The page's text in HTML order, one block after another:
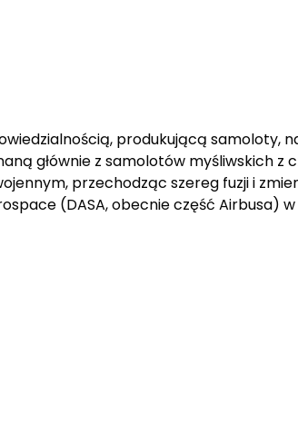
produkującą samoloty,
głównie z samolotów myśliwskich z
przechodząc szereg fuzji i
(DASA, obecnie część Airbusa) w